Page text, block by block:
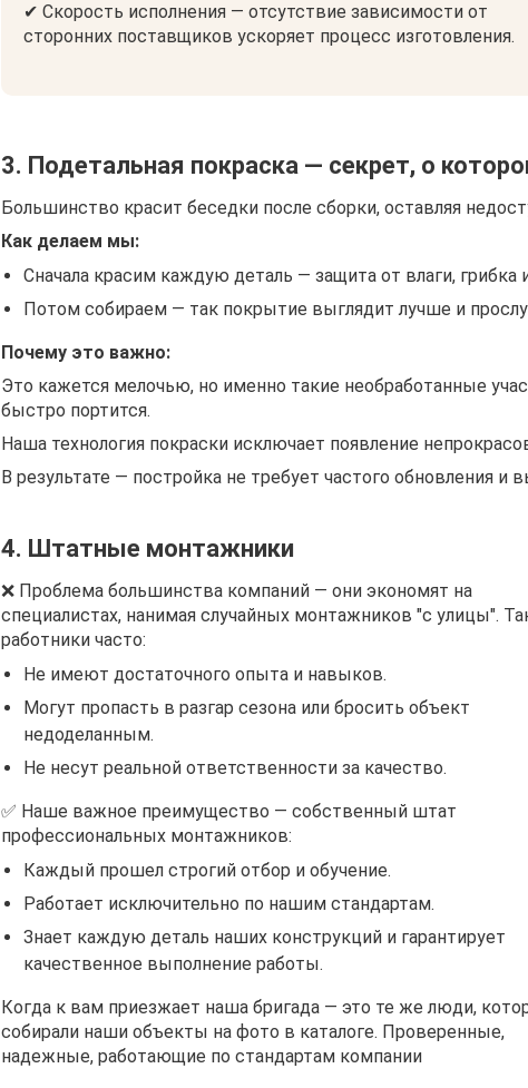
✔ Скорость исполнения — отсутствие зависимости от
сторонних поставщиков ускоряет процесс изготовления.
3. Подетальная покраска — секрет, о
Большинство красит беседки после сборки, оставляя
Как делаем мы:
Сначала красим каждую деталь — защита от влаги, грибка
Потом собираем — так покрытие выглядит лучше и
Почему это важно:
Это кажется мелочью, но именно такие необработанные
быстро портится.
Наша технология покраски исключает появление
В результате — постройка не требует частого обновления
4. Штатные монтажники
❌ Проблема большинства компаний — они экономят на
специалистах, нанимая случайных монтажников "с улицы".
работники часто:
Не имеют достаточного опыта и навыков.
Могут пропасть в разгар сезона или бросить объект
недоделанным.
Не несут реальной ответственности за качество.
✅ Наше важное преимущество — собственный штат
профессиональных монтажников:
Каждый прошел строгий отбор и обучение.
Работает исключительно по нашим стандартам.
Знает каждую деталь наших конструкций и гарантирует
качественное выполнение работы.
Когда к вам приезжает наша бригада — это те же люди,
собирали наши объекты на фото в каталоге. Проверенные,
надежные, работающие по стандартам компании